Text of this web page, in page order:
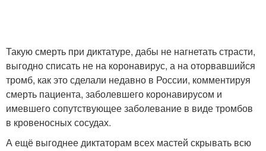
Такую смерть при диктатуре, дабы не нагнетать страсти,
выгодно списать не на коронавирус, а на оторвавшийся
тромб, как это сделали недавно в России, комментируя
смерть пациента, заболевшего коронавирусом и
имевшего сопутствующее заболевание в виде тромбов
в кровеносных сосудах.
А ещё выгоднее диктаторам всех мастей скрывать всю